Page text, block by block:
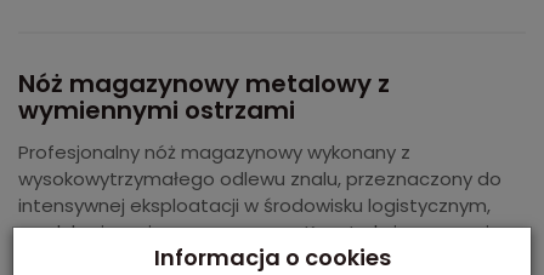
Nóż magazynowy metalowy z
wymiennymi ostrzami
Profesjonalny nóż magazynowy wykonany z
wysokowytrzymałego odlewu znalu, przeznaczony do
intensywnej eksploatacji w środowisku logistycznym,
produkcyjnym i magazynowym. Konstrukcja zapewnia
stabilność pracy, odporność na uszkodzenia oraz długą
Informacja o cookies